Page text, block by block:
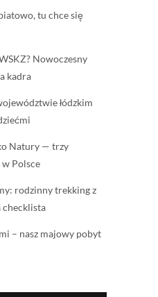
tu chce się
Nowoczesny
kadra
łódzkim
Natury — trzy
Polsce
rodzinny trekking z
checklista
– nasz majowy pobyt